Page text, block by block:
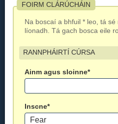
FOIRM CLÁRÚCHÁIN
Na boscaí a bhfuil * leo, tá
líonadh. Tá gach bosca eile
RANNPHÁIRTÍ CÚRSA
Ainm agus sloinne*
Inscne*